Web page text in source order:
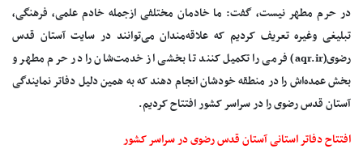
در حرم مطهر نیست، گفت: ما خادمان مختلفی ازجمله خادم علمی، فرهنگی،
تبلیغی وغیره تعریف کردیم که علاقه‌مندان می‌توانند در سایت آستان قدس
رضوی(aqr.ir) فرمی را تکمیل کنند تا بخشی از خدمت‌شان را در حرم مطهر و
بخش عمده‌اش را در منطقه خودشان انجام دهند که به همین دلیل دفاتر نمایندگی
آستان قدس رضوی را در سراسر کشور افتتاح کردیم.
افتتاح دفاتر استانی آستان قدس رضوی در سراسر کشور